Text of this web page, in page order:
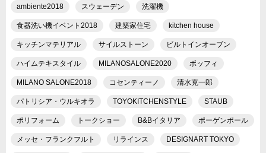
ambiente2018 スウェーデン 洗濯機
食器洗い機イベント2018 建築家住宅 kitchen house
キッチンマテリアル サイルストーン ビルトインオーブン
ハイムテキスタイル MILANOSALONE2020 ボッフィ
MILANO SALONE2018 コセンティーノ 清水克一郎
パトリシア・ウルキオラ TOYOKITCHENSTYLE STAUB
ポリフォーム トークショー B&Bイタリア ポーゲンポール
メッセ・フランクフルト リラインス DESIGNART TOKYO